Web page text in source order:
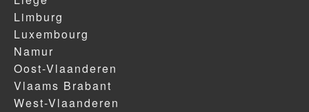
Limburg
Luxembourg
Namur
Oost-Vlaanderen
Vlaams Brabant
West-Vlaanderen